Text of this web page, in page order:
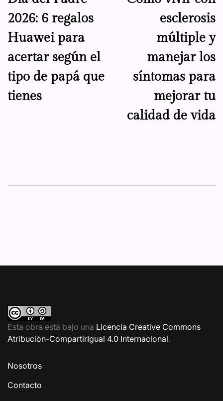
de
entradas
2026: 6 regalos
Huawei para
acertar según el
tipo de papá que
tienes
esclerosis
múltiple y
manejar los
síntomas para
mejorar tu
calidad de vida
Esta obra está bajo una Licencia Creative Commons
Atribución-CompartirIgual 4.0 Internacional.
Nosotros
Contacto